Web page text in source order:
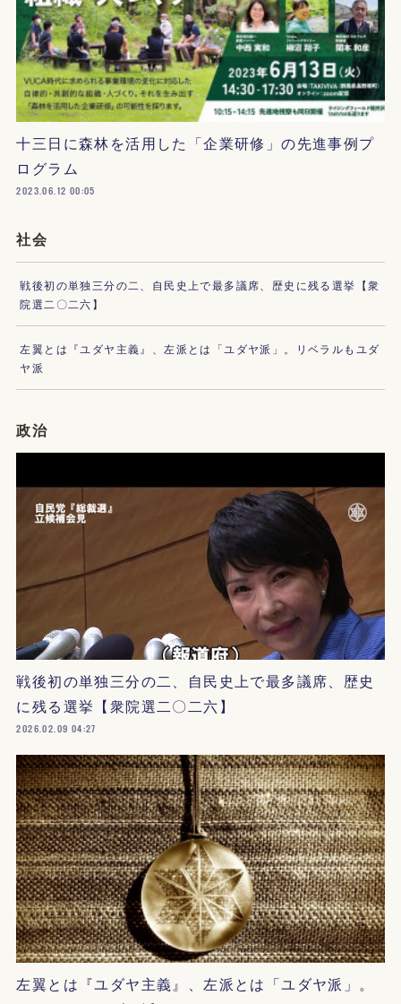
十三日に森林を活用した「企業研修」の先進事例プ
ログラム
2023.06.12 00:05
社会
戦後初の単独三分の二、自民史上で最多議席、歴史に残る選挙【衆
院選二〇二六】
左翼とは『ユダヤ主義』、左派とは「ユダヤ派」。リベラルもユダ
ヤ派
政治
戦後初の単独三分の二、自民史上で最多議席、歴史
に残る選挙【衆院選二〇二六】
2026.02.09 04:27
左翼とは『ユダヤ主義』、左派とは「ユダヤ派」。